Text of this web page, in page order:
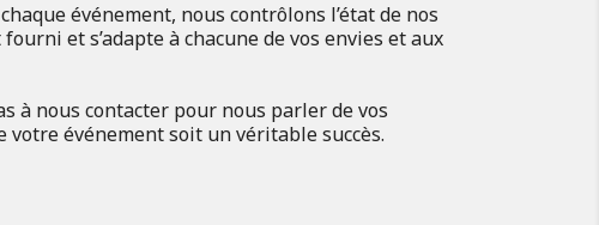
événement, nous contrôlons l’état de nos
et s’adapte à chacune de vos envies et aux
à nous contacter pour nous parler de vos
événement soit un véritable succès.